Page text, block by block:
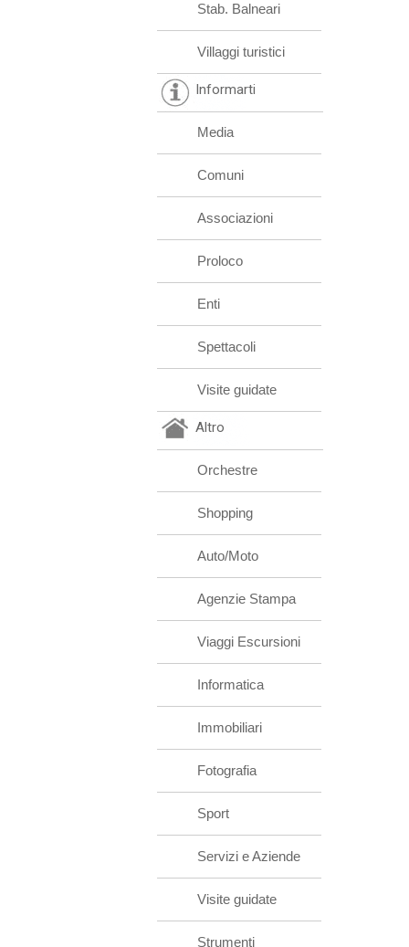
Stab. Balneari
Villaggi turistici
Informarti
Media
Comuni
Associazioni
Proloco
Enti
Spettacoli
Visite guidate
Altro
Orchestre
Shopping
Auto/Moto
Agenzie Stampa
Viaggi Escursioni
Informatica
Immobiliari
Fotografia
Sport
Servizi e Aziende
Visite guidate
Strumenti